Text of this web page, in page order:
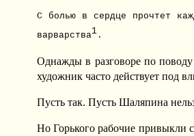
С болью в сердце прочтет
варварства1.
Однажды в разговоре по поводу
художник часто действует под
Пусть так. Пусть Шаляпина
Но Горького рабочие привыкли